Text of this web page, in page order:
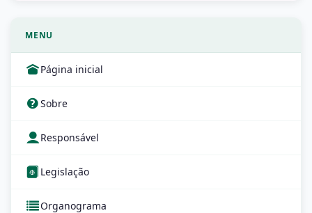
MENU
Página inicial
Sobre
Responsável
Legislação
Organograma